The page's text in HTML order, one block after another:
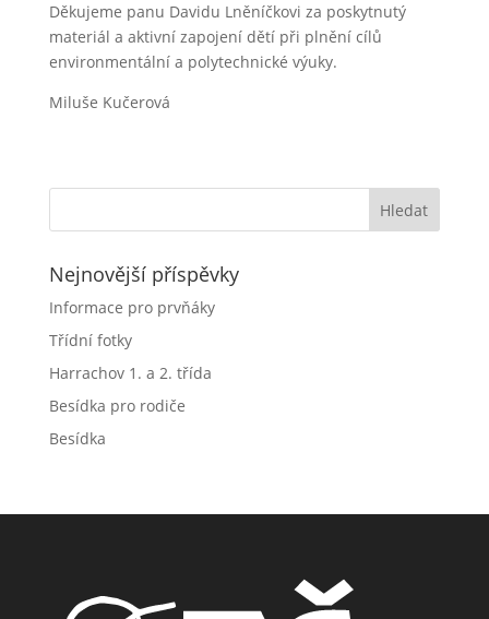
Děkujeme panu Davidu Lněníčkovi za poskytnutý
materiál a aktivní zapojení dětí při plnění cílů
environmentální a polytechnické výuky.
Miluše Kučerová
Nejnovější příspěvky
Informace pro prvňáky
Třídní fotky
Harrachov 1. a 2. třída
Besídka pro rodiče
Besídka